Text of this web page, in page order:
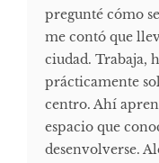
pregunté cómo
me contó que
ciudad. Trabaja,
prácticamente
centro. Ahí
espacio que
desenvolverse.